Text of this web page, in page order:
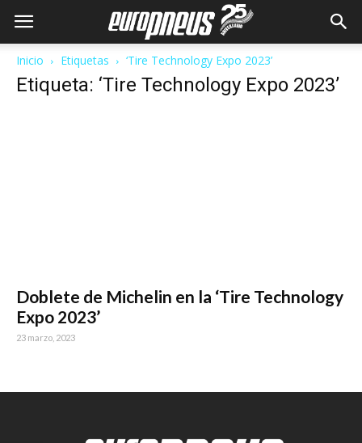
Inicio Etiquetas ‘Tire Technology Expo 2023’
Etiqueta: ‘Tire Technology Expo 2023’
Doblete de Michelin en la ‘Tire Technology
Expo 2023’
23 marzo, 2023